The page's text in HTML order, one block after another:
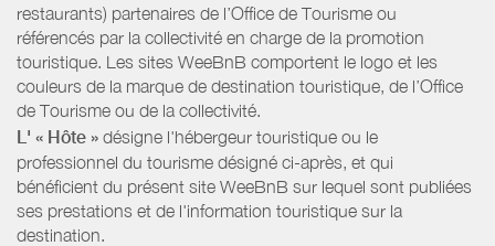
restaurants) partenaires de l’Office de Tourisme ou
référencés par la collectivité en charge de la promotion
touristique. Les sites WeeBnB comportent le logo et les
couleurs de la marque de destination touristique, de l’Office
de Tourisme ou de la collectivité.
L' « Hôte » désigne l'hébergeur touristique ou le
professionnel du tourisme désigné ci-après, et qui
bénéficient du présent site WeeBnB sur lequel sont publiées
ses prestations et de l'information touristique sur la
destination.